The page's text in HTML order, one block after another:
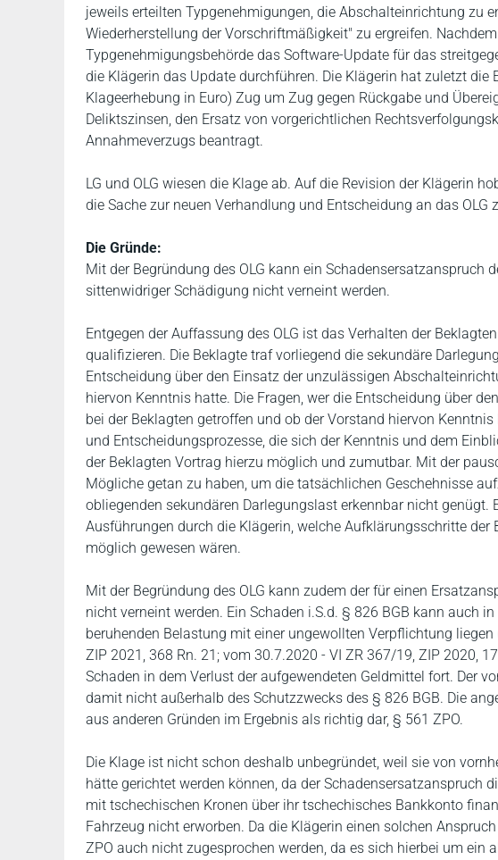
jeweils erteilten Typgenehmigungen, die Abschalteinrichtung zu
Wiederherstellung der Vorschriftmäßigkeit" zu ergreifen.
Typgenehmigungsbehörde das Software-Update für das
die Klägerin das Update durchführen. Die Klägerin hat zuletzt
Klageerhebung in Euro) Zug um Zug gegen Rückgabe und
Deliktszinsen, den Ersatz von vorgerichtlichen
Annahmeverzugs beantragt.
LG und OLG wiesen die Klage ab. Auf die Revision der Klägerin
die Sache zur neuen Verhandlung und Entscheidung an das OLG
Die Gründe:
Mit der Begründung des OLG kann ein Schadensersatzanspruch
sittenwidriger Schädigung nicht verneint werden.
Entgegen der Auffassung des OLG ist das Verhalten der
qualifizieren. Die Beklagte traf vorliegend die sekundäre
Entscheidung über den Einsatz der unzulässigen
hiervon Kenntnis hatte. Die Fragen, wer die Entscheidung über
bei der Beklagten getroffen und ob der Vorstand hiervon
und Entscheidungsprozesse, die sich der Kenntnis und dem
der Beklagten Vortrag hierzu möglich und zumutbar. Mit der
Mögliche getan zu haben, um die tatsächlichen Geschehnisse
obliegenden sekundären Darlegungslast erkennbar nicht genügt.
Ausführungen durch die Klägerin, welche Aufklärungsschritte
möglich gewesen wären.
Mit der Begründung des OLG kann zudem der für einen
nicht verneint werden. Ein Schaden i.S.d. § 826 BGB kann auch
beruhenden Belastung mit einer ungewollten Verpflichtung
ZIP 2021, 368 Rn. 21; vom 30.7.2020 - VI ZR 367/19, ZIP 2020,
Schaden in dem Verlust der aufgewendeten Geldmittel fort. Der
damit nicht außerhalb des Schutzzwecks des § 826 BGB. Die
aus anderen Gründen im Ergebnis als richtig dar, § 561 ZPO.
Die Klage ist nicht schon deshalb unbegründet, weil sie von
hätte gerichtet werden können, da der Schadensersatzanspruch
mit tschechischen Kronen über ihr tschechisches Bankkonto
Fahrzeug nicht erworben. Da die Klägerin einen solchen
ZPO auch nicht zugesprochen werden, da es sich hierbei um ein